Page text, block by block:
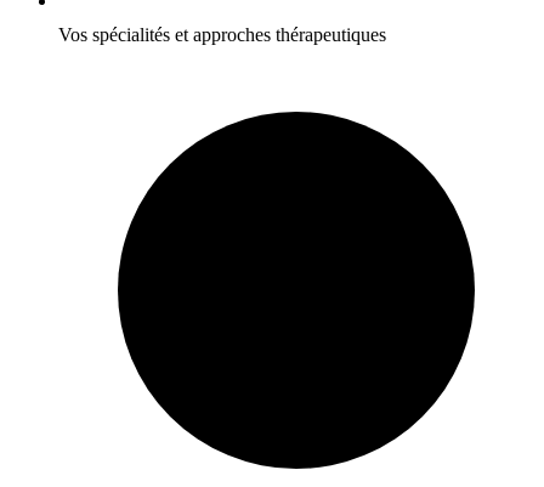
Vos spécialités et approches thérapeutiques